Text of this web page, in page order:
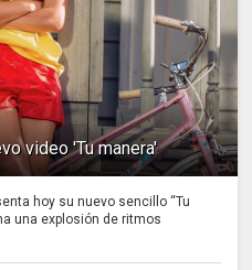
video 'Tu manera'
hoy su nuevo sencillo “Tu
una explosión de ritmos